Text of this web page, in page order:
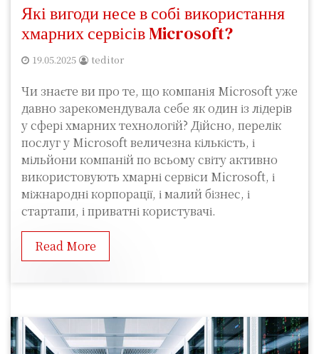
Які вигоди несе в собі використання
хмарних сервісів Microsoft?
19.05.2025 teditor
Чи знаєте ви про те, що компанія Microsoft уже
давно зарекомендувала себе як один із лідерів
у сфері хмарних технологій? Дійсно, перелік
послуг у Microsoft величезна кількість, і
мільйони компаній по всьому світу активно
використовують хмарні сервіси Microsoft, і
міжнародні корпорації, і малий бізнес, і
стартапи, і приватні користувачі.
Read More